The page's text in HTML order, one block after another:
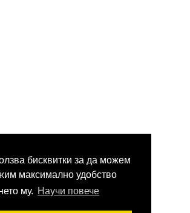
бисквитки за да можем
максимално удобство
му. Научи повече